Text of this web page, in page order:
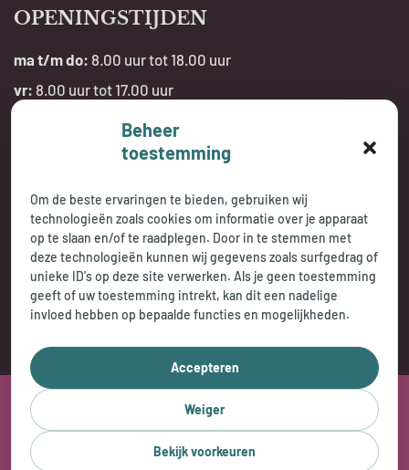
Beheer
toestemming
Om de beste ervaringen te bieden, gebruiken wij
technologieën zoals cookies om informatie over je apparaat
op te slaan en/of te raadplegen. Door in te stemmen met
deze technologieën kunnen wij gegevens zoals surfgedrag of
unieke ID's op deze site verwerken. Als je geen toestemming
geeft of uw toestemming intrekt, kan dit een nadelige
invloed hebben op bepaalde functies en mogelijkheden.
Accepteren
Weiger
Bekijk voorkeuren
OPENINGSTIJDEN
ma t/m do: 8.00 uur tot 18.00 uur
vr: 8.00 uur tot 17.00 uur
Telefonisch bereikbaar:
2026 © Jasperse Praktijkencentrum
Privacy Statement
Cookybeleid Disclaimer